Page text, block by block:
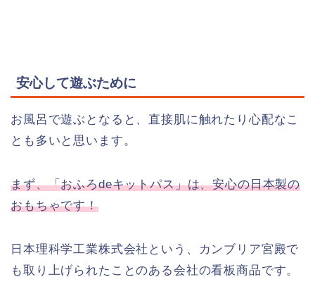
安心して遊ぶために
お風呂で遊ぶとなると、直接肌に触れたり心配なこ
とも多いと思います。
まず、「おふろdeキットパス」は、安心の日本製の
おもちゃです！
日本理科学工業株式会社という、カンブリア宮殿で
も取り上げられたことのある会社の看板商品です。